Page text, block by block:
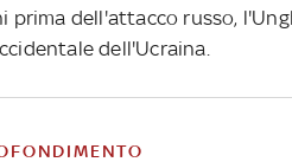
prima dell'attacco russo,
dell'Ucraina.